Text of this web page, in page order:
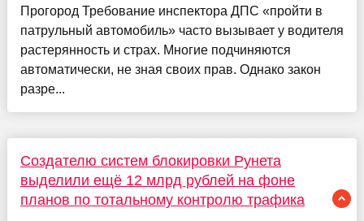
Прогород Требование инспектора ДПС «пройти в
патрульный автомобиль» часто вызывает у водителя
растерянность и страх. Многие подчиняются
автоматически, не зная своих прав. Однако закон
разре...
Создателю систем блокировки Рунета
выделили ещё 12 млрд рублей на фоне
планов по тотальному контролю трафика